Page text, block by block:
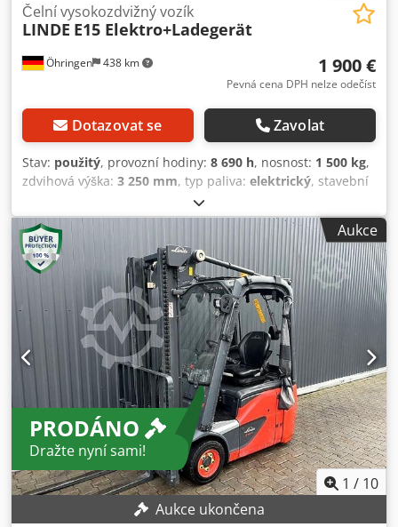
Öhringen 438 km
Čelní vysokozdvižný vozík
LINDE E15 Elektro+Ladegerät
1 900 €
Pevná cena DPH nelze odečíst
Dotazovat se Zavolat
Stav: použitý, provozní hodiny: 8 690 h, nosnost: 1 500 kg,
zdvihová výška: 3 250 mm, typ paliva: elektrický, stavební
, typ převodu:
ochrana hlavy, Linde E15 s nabíječkou. Nosnost 1 500 kg.
Vlastní hmotnost přibližně 3 500 kg. Plně osazen gumovými
pneumatikami. Dedpsw Egtzofx Agdsck Tažné zařízení,
délka vidlic přibližně 1,10 m, čelní sklo, ochranná stříška.
Aukce
PRODÁNO
Dražte nyní sami!
1 / 10
Aukce ukončena